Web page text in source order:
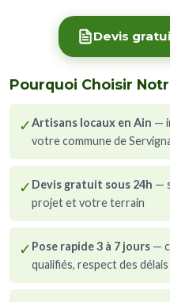
Devis
Pourquoi Choisir
✓Artisans locaux en Ain —
votre commune de
✓ Devis gratuit sous 24h —
projet et votre terrain
✓ Pose rapide 3 à 7 jours —
qualifiés, respect des délais